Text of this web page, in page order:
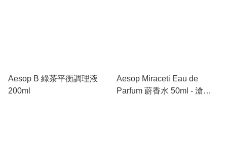
Aesop B 綠茶平衡調理液
200ml
Aesop Miraceti Eau de
Parfum 蔚香水 50ml - 滄桑